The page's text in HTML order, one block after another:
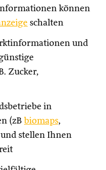
können
schalten
und
Zucker,
in
(zB biomaps,
und stellen Ihnen